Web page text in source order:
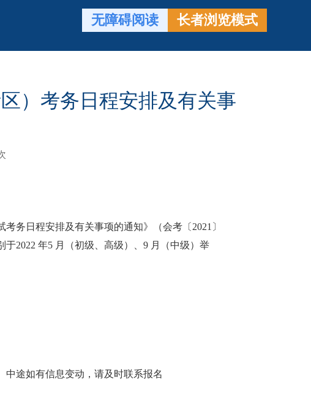
无障碍阅读 长者浏览模式
）考务日程安排及有关事
务日程安排及有关事项的通知》（会考〔2021〕
2022 年5 月（初级、高级）、9 月（中级）举
中途如有信息变动，请及时联系报名